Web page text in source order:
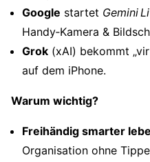
Google startet Gemini
Handy‑Kamera &
Grok (xAI) bekommt
auf dem iPhone.
Warum wichtig?
Freihändig smarter
Organisation ohne